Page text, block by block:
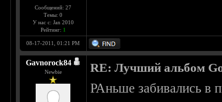
Сообщений: 27
Темы: 0
У нас с: Jan 2010
Рейтинг: 1
08-17-2011, 01:21 PM
Gavnorock84
Newbie RE: Лучший альбом
РАньше забивались в